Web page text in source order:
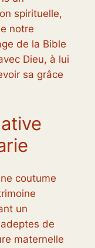
spirituelle,
notre
de la Bible
Dieu, à lui
sa grâce
coutume
un
de
maternelle